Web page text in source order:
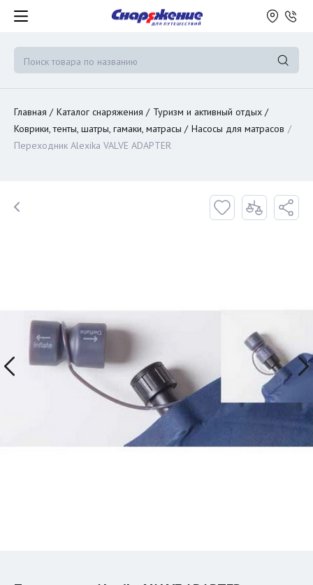
Главная Каталог снаряжения
Туризм и активный отдых
Коврики, тенты, шатры, гамаки, матрасы
Насосы для матрасов
Переходник Alexika VALVE ADAPTER